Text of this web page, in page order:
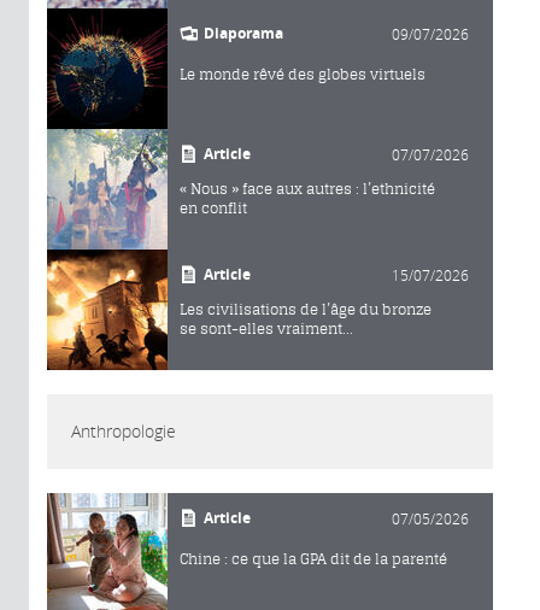
Diaporama 09/07/2026
Le monde rêvé des globes virtuels
Article 07/07/2026
« Nous » face aux autres : l’ethnicité
en conflit
Article 15/07/2026
Les civilisations de l’âge du bronze
se sont-elles vraiment...
Anthropologie
Article 07/05/2026
Chine : ce que la GPA dit de la parenté